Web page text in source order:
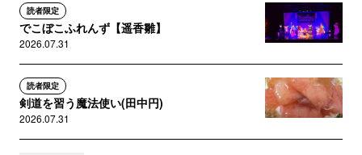
読者限定
でこぼこふれんず【遥香雛】
2026.07.31
読者限定
剣道を習う魔法使い(田中円)
2026.07.31